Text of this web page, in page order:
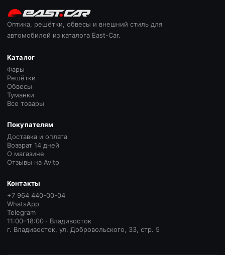
Оптика, решётки, обвесы и внешний стиль для
автомобилей из каталога East-Car.
Каталог
Фары
Решётки
Обвесы
Туманки
Все товары
Покупателям
Доставка и оплата
Возврат 14 дней
О магазине
Отзывы на Avito
Контакты
+7 964 440-00-04
WhatsApp
Telegram
11:00–18:00 · Владивосток
г. Владивосток, ул. Добровольского, 33, стр. 5